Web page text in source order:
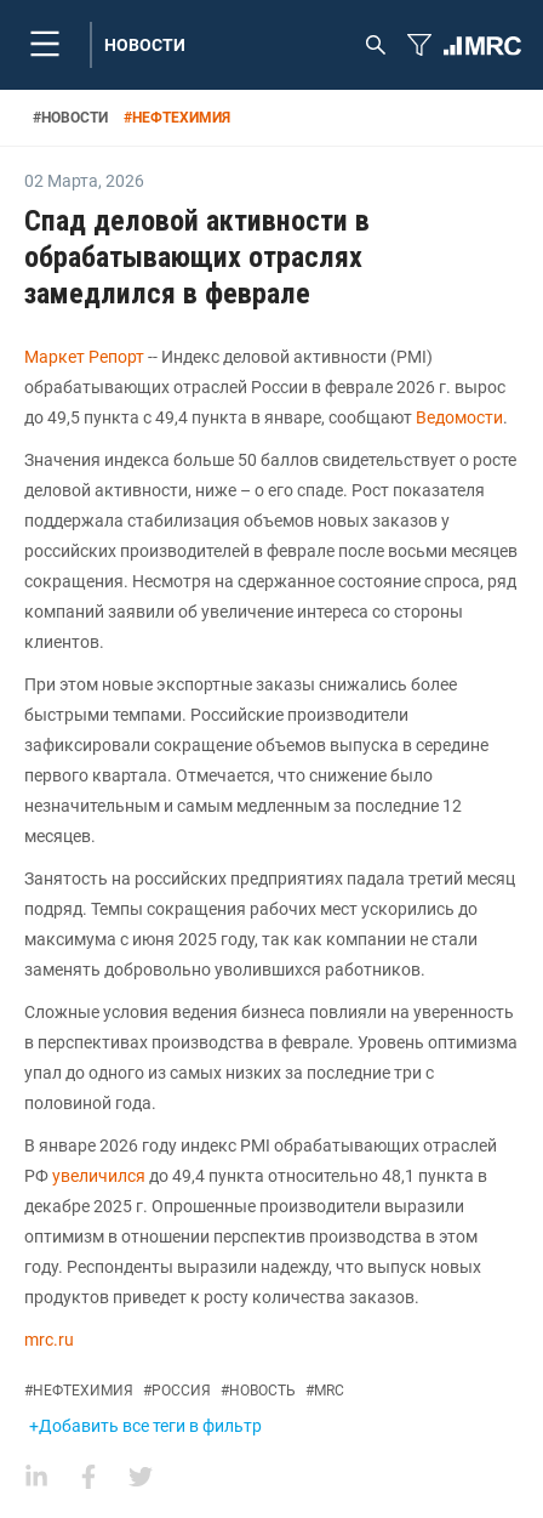
НОВОСТИ
#НОВОСТИ #НЕФТЕХИМИЯ
02 Марта, 2026
Спад деловой активности в
обрабатывающих отраслях
замедлился в феврале
Маркет Репорт-- Индекс деловой активности (PMI)
обрабатывающих отраслей России в феврале 2026 г. вырос
до 49,5 пункта с 49,4 пункта в январе, сообщают Ведомости.
Значения индекса больше 50 баллов свидетельствует о росте
деловой активности, ниже – о его спаде. Рост показателя
поддержала стабилизация объемов новых заказов у
российских производителей в феврале после восьми месяцев
сокращения. Несмотря на сдержанное состояние спроса, ряд
компаний заявили об увеличение интереса со стороны
клиентов.
При этом новые экспортные заказы снижались более
быстрыми темпами. Российские производители
зафиксировали сокращение объемов выпуска в середине
первого квартала. Отмечается, что снижение было
незначительным и самым медленным за последние 12
месяцев.
Занятость на российских предприятиях падала третий месяц
подряд. Темпы сокращения рабочих мест ускорились до
максимума с июня 2025 году, так как компании не стали
заменять добровольно уволившихся работников.
Сложные условия ведения бизнеса повлияли на уверенность
в перспективах производства в феврале. Уровень оптимизма
упал до одного из самых низких за последние три с
половиной года.
В январе 2026 году индекс PMI обрабатывающих отраслей
РФувеличился до 49,4 пункта относительно 48,1 пункта в
декабре 2025 г. Опрошенные производители выразили
оптимизм в отношении перспектив производства в этом
году. Респонденты выразили надежду, что выпуск новых
продуктов приведет к росту количества заказов.
mrc.ru
#НЕФТЕХИМИЯ #РОССИЯ #НОВОСТЬ #MRC
+Добавить все теги в фильтр